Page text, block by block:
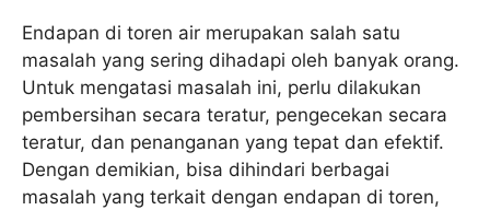
Endapan di toren air merupakan salah satu
masalah yang sering dihadapi oleh banyak orang.
Untuk mengatasi masalah ini, perlu dilakukan
pembersihan secara teratur, pengecekan secara
teratur, dan penanganan yang tepat dan efektif.
Dengan demikian, bisa dihindari berbagai
masalah yang terkait dengan endapan di toren,